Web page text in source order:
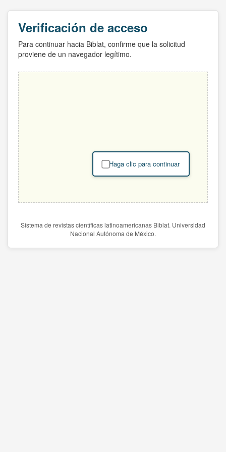
Verificación de acceso
Para continuar hacia Biblat, confirme que la solicitud
proviene de un navegador legítimo.
Haga clic para continuar
Sistema de revistas científicas latinoamericanas Biblat. Universidad
Nacional Autónoma de México.